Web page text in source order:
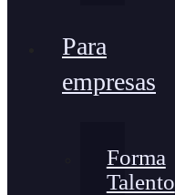
Para
empresas
Forma
Talento